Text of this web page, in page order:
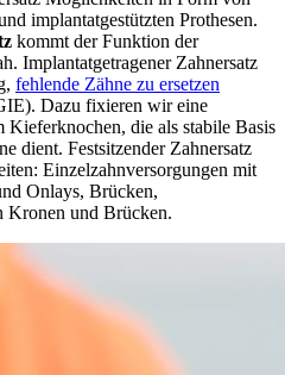
implantatgestützten Prothesen.
kommt der Funktion der
Implantatgetragener Zahnersatz
fehlende Zähne zu ersetzen
Dazu fixieren wir eine
die als stabile Basis
dient. Festsitzender Zahnersatz
Einzelzahnversorgungen mit
Onlays, Brücken,
Kronen und Brücken.